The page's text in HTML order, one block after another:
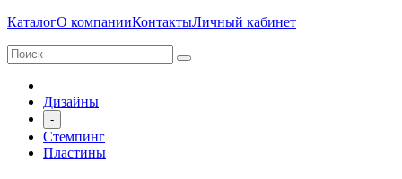
КаталогО компанииКонтактыЛичный кабинет
Дизайны
-
Стемпинг
Пластины